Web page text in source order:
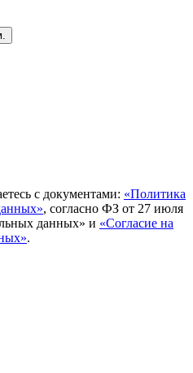
с документами: «Политика
, согласно ФЗ от 27 июля
данных» и «Согласие на
.